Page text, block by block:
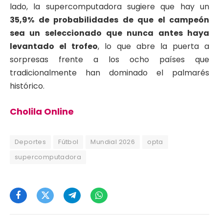
lado, la supercomputadora sugiere que hay un
35,9% de probabilidades de que el campeón
sea un seleccionado que nunca antes haya
levantado el trofeo, lo que abre la puerta a
sorpresas frente a los ocho países que
tradicionalmente han dominado el palmarés
histórico.
Cholila Online
Deportes Fútbol Mundial 2026
opta
supercomputadora
FacebookTwitterTelegramWhatsApp